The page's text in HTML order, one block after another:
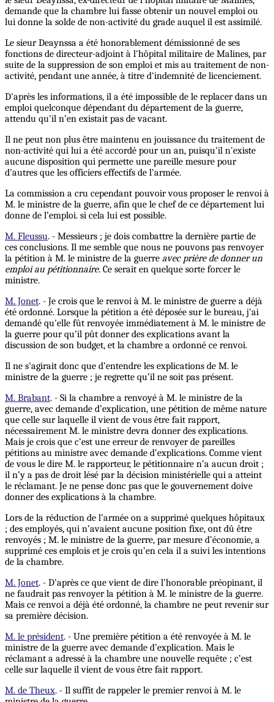
demande que la chambre lui fasse obtenir un nouvel emploi ou
lui donne la solde de non-activité du grade auquel il est assimilé.
Le sieur Deaynssa a été honorablement démissionné de ses
fonctions de directeur-adjoint à l'hôpital militaire de Malines, par
suite de la suppression de son emploi et mis au traitement de non-
activité, pendant une année, à titre d'indemnité de licenciement.
D'après les informations, il a été impossible de le replacer dans un
emploi quelconque dépendant du département de la guerre,
attendu qu'il n’en existait pas de vacant.
Il ne peut non plus être maintenu en jouissance du traitement de
non-activité qui lui a été accordé pour un an, puisqu'il n'existe
aucune disposition qui permette une pareille mesure pour
d'autres que les officiers effectifs de l’armée.
La commission a cru cependant pouvoir vous proposer le renvoi à
M. le ministre de la guerre, afin que le chef de ce département lui
donne de l’emploi. si cela lui est possible.
M. Fleussu. - Messieurs ; je dois combattre la dernière partie de
ces conclusions. Il me semble que nous ne pouvons pas renvoyer
la pétition à M. le ministre de la guerre avec prière de donner un
emploi au pétitionnaire. Ce serait en quelque sorte forcer le
ministre.
M. Jonet. - Je crois que le renvoi à M. le ministre de guerre a déjà
été ordonné. Lorsque la pétition a été déposée sur le bureau, j'ai
demandé qu'elle fût renvoyée immédiatement à M. le ministre de
la guerre pour qu’il pût donner des explications avant la
discussion de son budget, et la chambre a ordonné ce renvoi.
Il ne s'agirait donc que d’entendre les explications de M. le
ministre de la guerre ; je regrette qu’il ne soit pas présent.
M. Brabant. - Si la chambre a renvoyé à M. le ministre de la
guerre, avec demande d’explication, une pétition de même nature
que celle sur laquelle il vient de vous être fait rapport,
nécessairement M. le ministre devra donner des explications.
Mais je crois que c’est une erreur de renvoyer de pareilles
pétitions au ministre avec demande d’explications. Comme vient
de vous le dire M. le rapporteur, le pétitionnaire n’a aucun droit ;
il n’y a pas de droit lésé par la décision ministérielle qui a atteint
le réclamant. Je ne pense donc pas que le gouvernement doive
donner des explications à la chambre.
Lors de la réduction de l’armée on a supprimé quelques hôpitaux
; des employés, qui n’avaient aucune position fixe, ont dû être
renvoyés ; M. le ministre de la guerre, par mesure d’économie, a
supprimé ces emplois et je crois qu’en cela il a suivi les intentions
de la chambre.
M. Jonet. - D'après ce que vient de dire l'honorable préopinant, il
ne faudrait pas renvoyer la pétition à M. le ministre de la guerre.
Mais ce renvoi a déjà été ordonné, la chambre ne peut revenir sur
sa première décision.
M. le président. - Une première pétition a été renvoyée à M. le
ministre de la guerre avec demande d’explication. Mais le
réclamant a adressé à la chambre une nouvelle requête ; c’est
celle sur laquelle il vient de vous être fait rapport.
M. de Theux. - Il suffit de rappeler le premier renvoi à M. le